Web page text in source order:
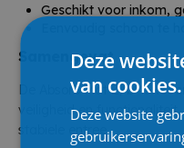
Geschikt voor inkom,
Eenvoudig schoon te
Samengevat
De Absorb Mat Z/b
veiligheid en functionaliteit.
stabiele entree.
Deze
van cookies.
Deze website